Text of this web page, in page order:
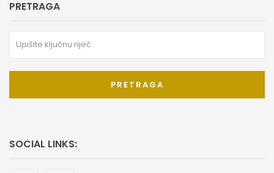
PRETRAGA
PRETRAGA
SOCIAL LINKS: